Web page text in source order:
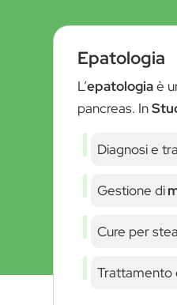
Epatologia
L’epatologiaè
pancreas. In
Diagnosi e
Gestione di
Cure per
Trattamento